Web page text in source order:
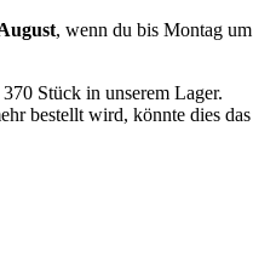
, wenn du bis Montag um
Stück in unserem Lager.
bestellt wird, könnte dies das